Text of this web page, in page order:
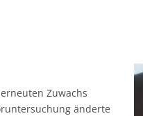
Zuwachs
änderte